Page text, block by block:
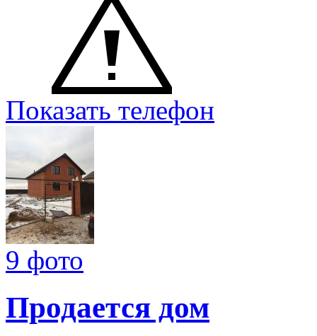
Показать телефон
9 фото
Продается дом